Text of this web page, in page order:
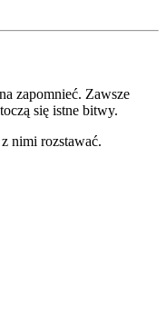
zapomnieć. Zawsze
się istne bitwy.
nimi rozstawać.